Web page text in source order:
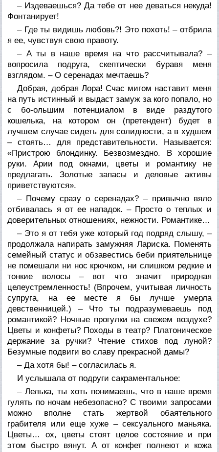
– Издеваешься? Да тебе от нее деваться некуда!
Фонтанирует!
– Где ты видишь любовь?! Это похоть! – отбрила
я ее, чувствуя свою правоту.
– А ты в наше время на что рассчитывала? –
вопросила подруга, скептически буравя меня
взглядом. – О серенадах мечтаешь?
Добрая, добрая Лора! Счас мигом наставит меня
на путь истинный и выдаст замуж за кого попало, но
с бо-ольшим потенциалом в виде раздутого
кошелька, на котором он (претендент) будет в
лучшем случае сидеть для солидности, а в худшем
– стоять… для представительности. Называется:
«Пристрою блондинку. Безвозмездно. В хорошие
руки. Арии под окнами, цветы и романтику не
предлагать. Золотые запасы и деловые активы
приветствуются».
– Почему сразу о серенадах? – привычно вяло
отбивалась я от ее нападок. – Просто о теплых и
доверительных отношениях, нежности. Романтике…
– Это я от тебя уже который год подряд слышу, –
продолжала напирать замужняя Лариска. Поменять
семейный статус и обзавестись беби приятельнице
не помешали ни нос крючком, ни слишком редкие и
тонкие волосы – вот что значит природная
целеустремленность! (Впрочем, учитывая личность
супруга, на ее месте я бы лучше умерла
девственницей.) – Что ты подразумеваешь под
романтикой? Ночные прогулки на свежем воздухе?
Цветы и конфеты? Походы в театр? Платоническое
держание за ручки? Чтение стихов под луной?
Безумные подвиги во славу прекрасной дамы?
– Да хотя бы! – согласилась я.
И услышала от подруги сакраментальное:
– Лелька, ты хоть понимаешь, что в наше время
гулять по ночам небезопасно? С твоими запросами
можно вполне стать жертвой обаятельного
грабителя или еще хуже – сексуального маньяка.
Цветы… ох, цветы стоят целое состояние и при
этом быстро вянут. А от конфет полнеют и кожа